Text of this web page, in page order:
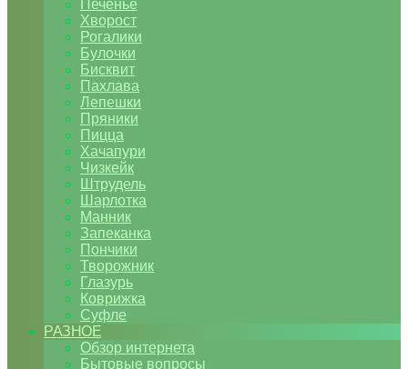
Печенье
Хворост
Рогалики
Булочки
Бисквит
Пахлава
Лепешки
Пряники
Пицца
Хачапури
Чизкейк
Штрудель
Шарлотка
Манник
Запеканка
Пончики
Творожник
Глазурь
Коврижка
Суфле
РАЗНОЕ
Обзор интернета
Бытовые вопросы